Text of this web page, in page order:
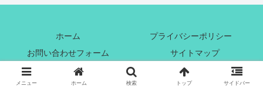
ホーム
プライバシーポリシー
お問い合わせフォーム
サイトマップ
© 2022 気ままな一人旅.
メニュー ホーム 検索 トップ サイドバー